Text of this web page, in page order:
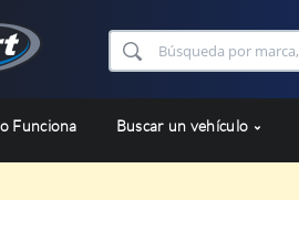
Funciona Buscar un vehículo